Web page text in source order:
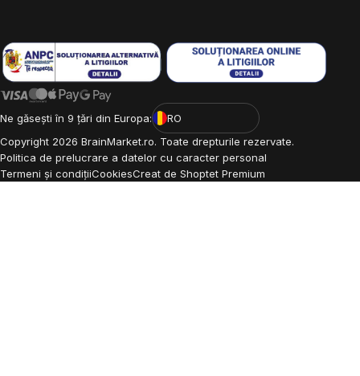
Ne găsești în 9 țări din Europa:
RO
Copyright 2026 BrainMarket.ro. Toate drepturile rezervate.
Politica de prelucrare a datelor cu caracter personal
Termeni și condițiiCookiesCreat de Shoptet Premium